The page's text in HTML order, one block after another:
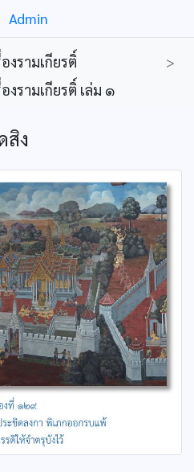
Admin
งรามเกียรติ์
>
งรามเกียรติ์ เล่ม ๑
ง